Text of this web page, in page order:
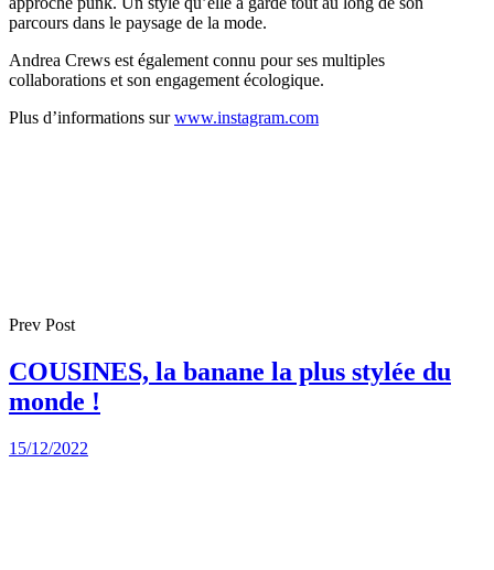
parcours dans le paysage de la mode.
Andrea Crews est également connu pour ses multiples
collaborations et son engagement écologique.
Plus d’informations surwww.instagram.com
Prev Post
COUSINES, la banane la plus stylée du
monde !
15/12/2022